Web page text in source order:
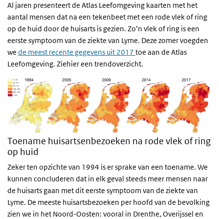
Al jaren presenteert de Atlas Leefomgeving kaarten met het
aantal mensen dat na een tekenbeet met een rode vlek ofring
op de huid door de huisarts is gezien. Zo’n vlek of ring is een
eerste symptoom van de ziekte van Lyme. Deze zomer voegden
we de meest recente gegevens uit 2017 toe aan de Atlas
Leefomgeving. Ziehier een trendoverzicht.
Toename huisartsenbezoeken na rode vlek of ring
op huid
Zeker ten opzichte van 1994 is er sprake van een toename. We
kunnen concluderen dat in elk geval steeds meer mensen naar
de huisarts gaan met dit eerste symptoom van de ziekte van
Lyme. De meeste huisartsbezoeken per hoofd van de bevolking
zien we in het Noord-Oosten: vooral in Drenthe, Overijssel en